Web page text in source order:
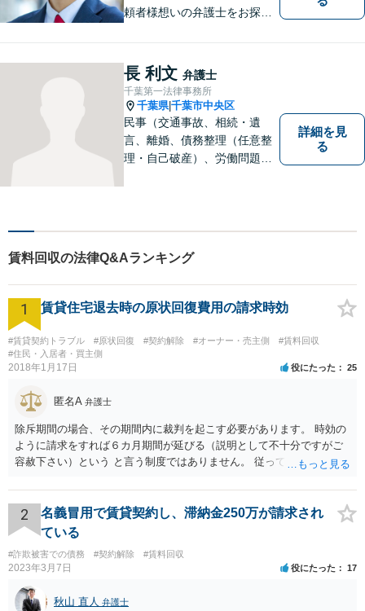
頼者様想いの弁護士をお探し
の経済面・精神面を大切に
し、幸福な生活を実現するた
めに努力を惜しみません。債
務整理／刑事／企業法務／交
通事故など、あらゆる問題に
対応可能◎
長 利文 弁護士
千葉第一法律事務所
千葉県|千葉市中央区
民事（交通事故、相続・遺
言、離婚、債務整理（任意整
理・自己破産）、労働問題
ずはご相談ください。問題の
たします。【近隣駐車場あ
り】
詳細を見
る
賃料回収の法律Q&Aランキング
1 賃貸住宅退去時の原状回復費用の請求時効
#賃貸契約トラブル #原状回復 #契約解除 #オーナー・売主側
#賃料回収
#住民・入居者・買主側
2018年1月17日 役にたった 25
匿名A 弁護士
除斥期間の場合、その期間内に裁判を起こす必要があります。 時効の
ように請求をすれば６カ月期間が延びる（説明として不十分ですがご
容赦下さい）という と言う制度ではありません。 従って、理論上は１
2
名義冒用で賃貸契約し、滞納金250万が請求され
ている
#詐欺被害での債務 #契約解除 #賃料回収
2023年3月7日 役にたった 17
秋山 直人 弁護士